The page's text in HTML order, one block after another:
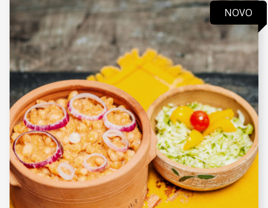
VIDI JOŠ
NOVO